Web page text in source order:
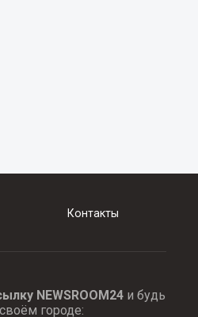
Контакты
NEWSROOM24и будь
городе: